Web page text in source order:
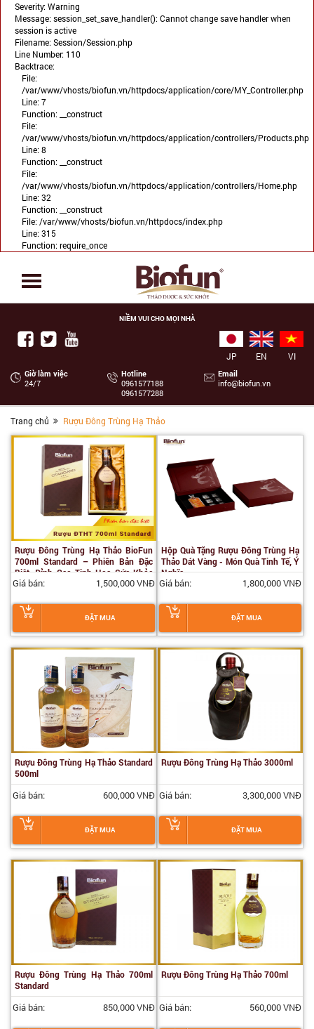
Severity: Warning
Message: session_set_save_handler(): Cannot change save handler when
session is active
Filename: Session/Session.php
Line Number: 110
Backtrace:
File:
/var/www/vhosts/biofun.vn/httpdocs/application/core/MY_Controller.php
Line: 7
Function: __construct
File:
/var/www/vhosts/biofun.vn/httpdocs/application/controllers/Products.php
Line: 8
Function: __construct
File:
/var/www/vhosts/biofun.vn/httpdocs/application/controllers/Home.php
Line: 32
Function: __construct
File: /var/www/vhosts/biofun.vn/httpdocs/index.php
Line: 315
Function: require_once
NIỀM VUI CHO MỌI NHÀ
VI
EN
JP
Giờ làm việc
24/7
Hotline
‭0961577188
0961577288
Email
info@biofun.vn
Trang chủ Rượu Đông Trùng Hạ Thảo
Rượu Đông Trùng Hạ Thảo BioFun
700ml Standard – Phiên Bản Đặc
Biệt, Đỉnh Cao Tinh Hoa Sức Khỏe
và Thưởng Thức
Giá bán: 1,500,000 VNĐ
ĐẶT MUA
Hộp Quà Tặng Rượu Đông Trùng Hạ
Thảo Dát Vàng - Món Quà Tinh Tế, Ý
Nghĩa
Giá bán: 1,800,000 VNĐ
ĐẶT MUA
Rượu Đông Trùng Hạ Thảo Standard
500ml
Giá bán: 600,000 VNĐ
ĐẶT MUA
Rượu Đông Trùng Hạ Thảo 3000ml
Giá bán: 3,300,000 VNĐ
ĐẶT MUA
Rượu Đông Trùng Hạ Thảo 700ml
Standard
Giá bán: 850,000 VNĐ
Rượu Đông Trùng Hạ Thảo 700ml
Giá bán: 560,000 VNĐ